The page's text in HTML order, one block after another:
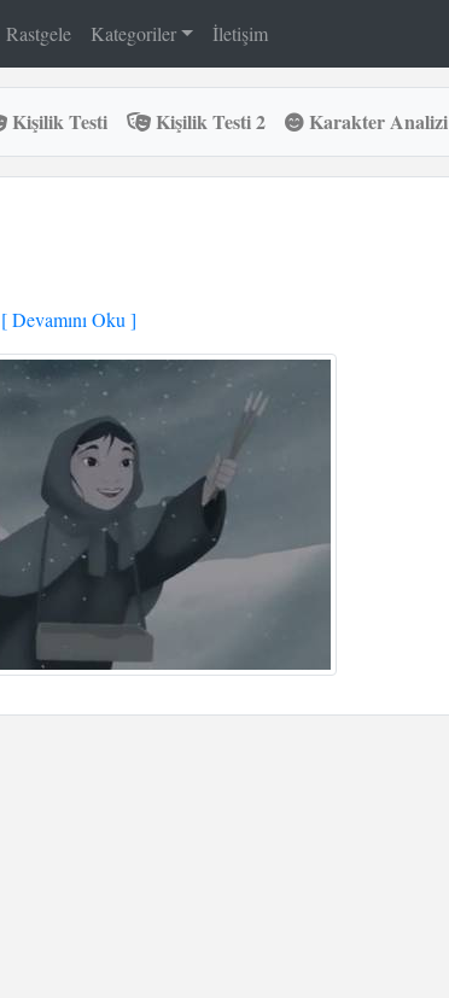
Rastgele Kategoriler İletişim
Kişilik Testi Kişilik Testi 2 Karakter Analizi
[ Devamını Oku ]